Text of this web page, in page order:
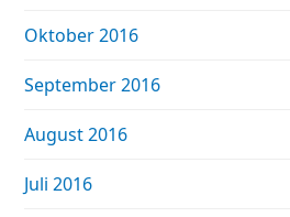
Oktober 2016
September 2016
August 2016
Juli 2016